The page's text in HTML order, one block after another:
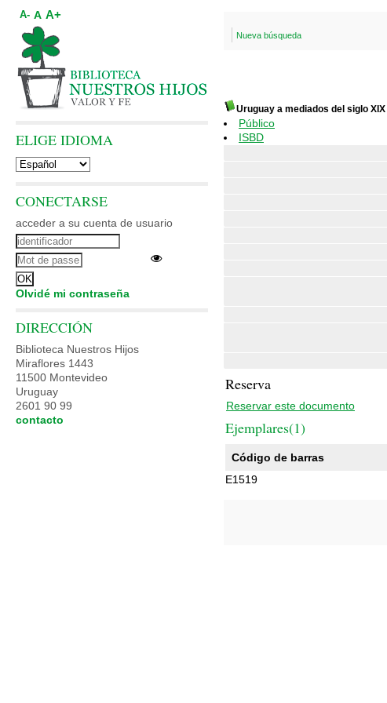
Nueva búsqueda
Uruguay a mediados del siglo XIX
Público
ISBD
Reserva
Reservar este documento
Ejemplares(1)
Código de barras
E1519
A- A A+
ELIGE IDIOMA
CONECTARSE
acceder a su cuenta de usuario
Olvidé mi contraseña
DIRECCIÓN
Biblioteca Nuestros Hijos
Miraflores 1443
11500 Montevideo
Uruguay
2601 90 99
contacto